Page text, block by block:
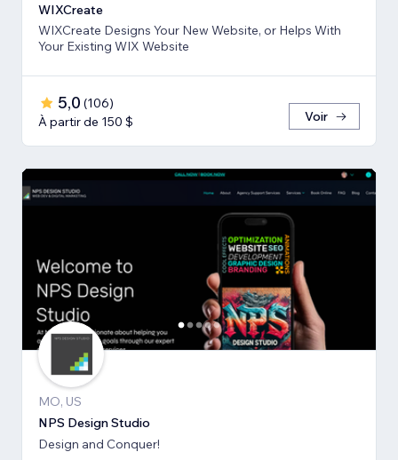
WIXCreate
WIXCreate Designs Your New Website, or Helps With
Your Existing WIX Website
5,0 (106)
À partir de 150 $
Voir
MO, US
NPS Design Studio
Design and Conquer!